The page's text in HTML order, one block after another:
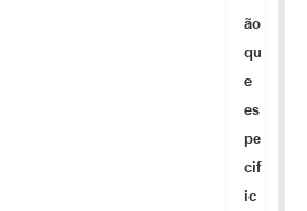
ão
qu
e
es
pe
cif
ic